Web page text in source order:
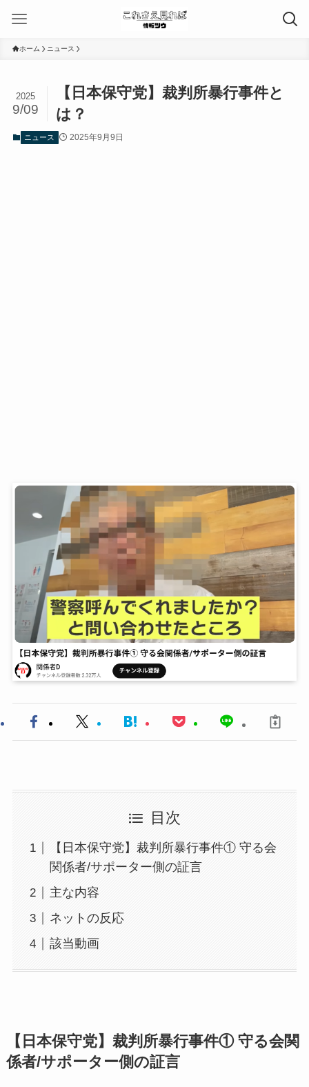
ホーム ニュース
【日本保守党】裁判所暴行事件と
は？
2025
9/09
ニュース 2025年9月9日
目次
【日本保守党】裁判所暴行事件① 守る会
関係者/サポーター側の証言
主な内容
ネットの反応
該当動画
【日本保守党】裁判所暴行事件① 守る会関
係者/サポーター側の証言